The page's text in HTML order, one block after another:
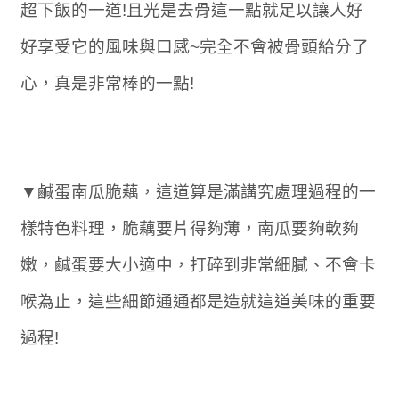
超下飯的一道!且光是去骨這一點就足以讓人好
好享受它的風味與口感~完全不會被骨頭給分了
心，真是非常棒的一點!
▼鹹蛋南瓜脆藕，這道算是滿講究處理過程的一
樣特色料理，脆藕要片得夠薄，南瓜要夠軟夠
嫩，鹹蛋要大小適中，打碎到非常細膩、不會卡
喉為止，這些細節通通都是造就這道美味的重要
過程!